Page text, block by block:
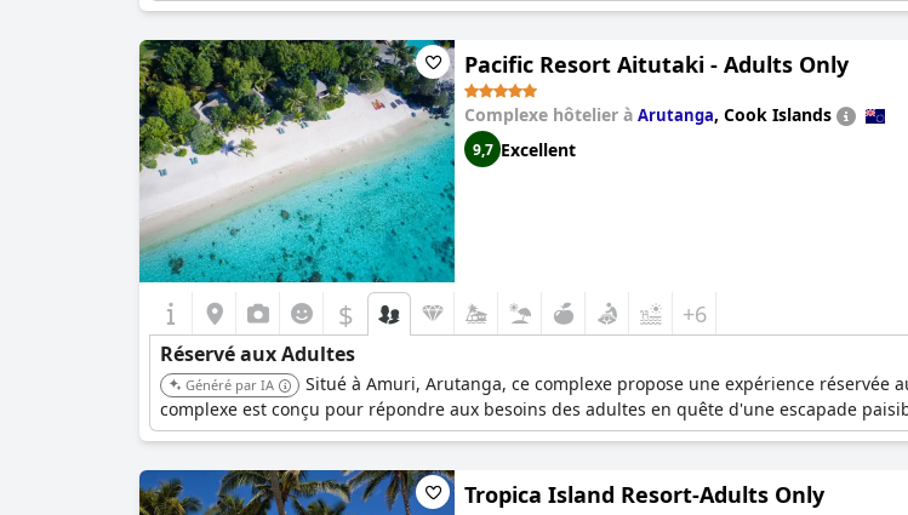
Pacific Resort Aitutaki - Adults Only
Complexe hôtelier à Arutanga, Cook Islands
9,7 Excellent
$ +6
Réservé aux Adultes
Généré par IA
Situé à Amuri, Arutanga, ce complexe propose une expérience
complexe est conçu pour répondre aux besoins des adultes en quête d'une escapade
Tropica Island Resort-Adults Only